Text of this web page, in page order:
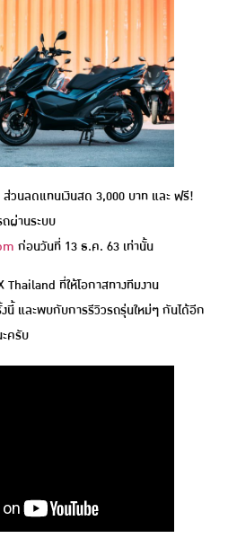
นลดแทนเงินสด 3,000 บาท และ ฟรี!
ผ่านระบบ
ก่อนวันที่ 13 ธ.ค. 63 เท่านั้น
ที่ให้โอกาสทางทีมงาน
นี้ และพบกับการรีวิวรถรุ่นใหม่ๆ กันได้อีก
ครับ